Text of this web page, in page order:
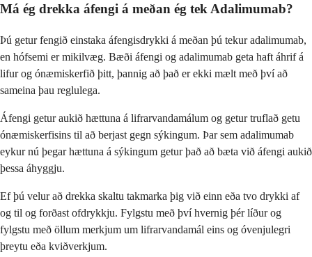
Má ég drekka áfengi á meðan ég tek Adalimumab?
Þú getur fengið einstaka áfengisdrykki á meðan þú tekur adalimumab,
en hófsemi er mikilvæg. Bæði áfengi og adalimumab geta haft áhrif á
lifur og ónæmiskerfið þitt, þannig að það er ekki mælt með því að
sameina þau reglulega.
Áfengi getur aukið hættuna á lifrarvandamálum og getur truflað getu
ónæmiskerfisins til að berjast gegn sýkingum. Þar sem adalimumab
eykur nú þegar hættuna á sýkingum getur það að bæta við áfengi aukið
þessa áhyggju.
Ef þú velur að drekka skaltu takmarka þig við einn eða tvo drykki af
og til og forðast ofdrykkju. Fylgstu með því hvernig þér líður og
fylgstu með öllum merkjum um lifrarvandamál eins og óvenjulegri
þreytu eða kviðverkjum.